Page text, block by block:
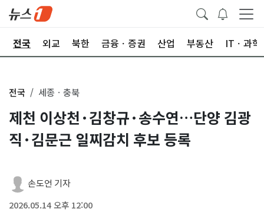
전국 외교 북한 금융ㆍ증권 산업 부동산 ITㆍ과학
전국 세종ㆍ충북
제천 이상천·김창규·송수연…단양 김광
직·김문근 일찌감치 후보 등록
손도언 기자
2026.05.14 오후 12:00